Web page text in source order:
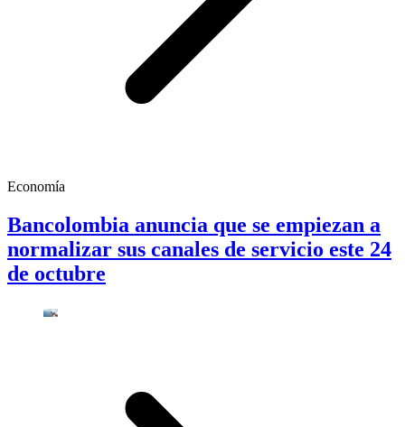
Economía
Bancolombia anuncia que se empiezan a
normalizar sus canales de servicio este 24
de octubre